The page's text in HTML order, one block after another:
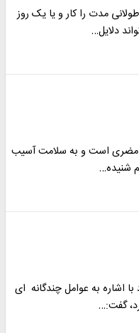
مدت را کار و یا یک روز
دلایل…
مضری است و به سلامت آسیب
شنیده…
عضو هیات علمی دانشگاه علوم پزشکی یزد با اشاره به عوامل چندگانه ‎ ای
گفت:…